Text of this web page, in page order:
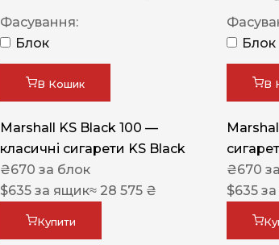
Leana
ASTRU
Фасування:
Блок
В Кошик
Marshall KS Black 100 —
класичні сигарети KS Black
₴670 за блок
$635 за ящик≈ 28 575 ₴
Купити
Блок
В
₴670
$635